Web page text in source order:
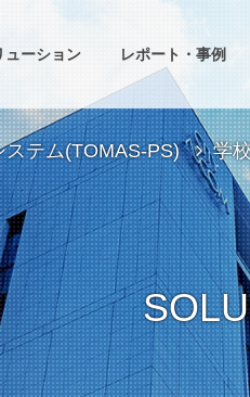
ューション レポート・事例
テム(TOMAS-PS) 学